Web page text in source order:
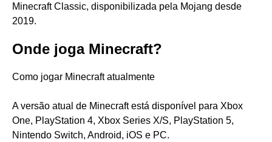
Minecraft Classic, disponibilizada pela Mojang desde
2019.
Onde joga Minecraft?
Como jogar Minecraft atualmente
A versão atual de Minecraft está disponível para Xbox
One, PlayStation 4, Xbox Series X/S, PlayStation 5,
Nintendo Switch, Android, iOS e PC.